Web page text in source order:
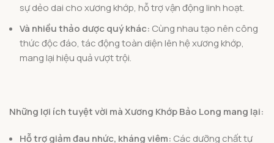
sự dẻo dai cho xương khớp, hỗ trợ vận động linh hoạt.
Và nhiều thảo dược quý khác: Cùng nhau tạo nên công
thức độc đáo, tác động toàn diện lên hệ xương khớp,
mang lại hiệu quả vượt trội.
Những lợi ích tuyệt vời mà Xương Khớp Bảo Long mang lại:
Hỗ trợ giảm đau nhức, kháng viêm: Các dưỡng chất tự